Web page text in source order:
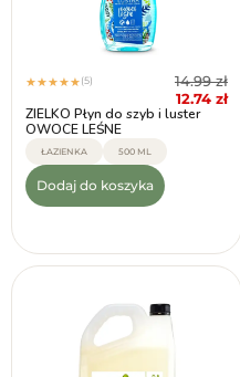
★★★★★(5) 14.99zł
12.74 zł
ZIELKO Płyn do szyb i luster
OWOCE LEŚNE
ŁAZIENKA 500 ML
Dodaj do koszyka